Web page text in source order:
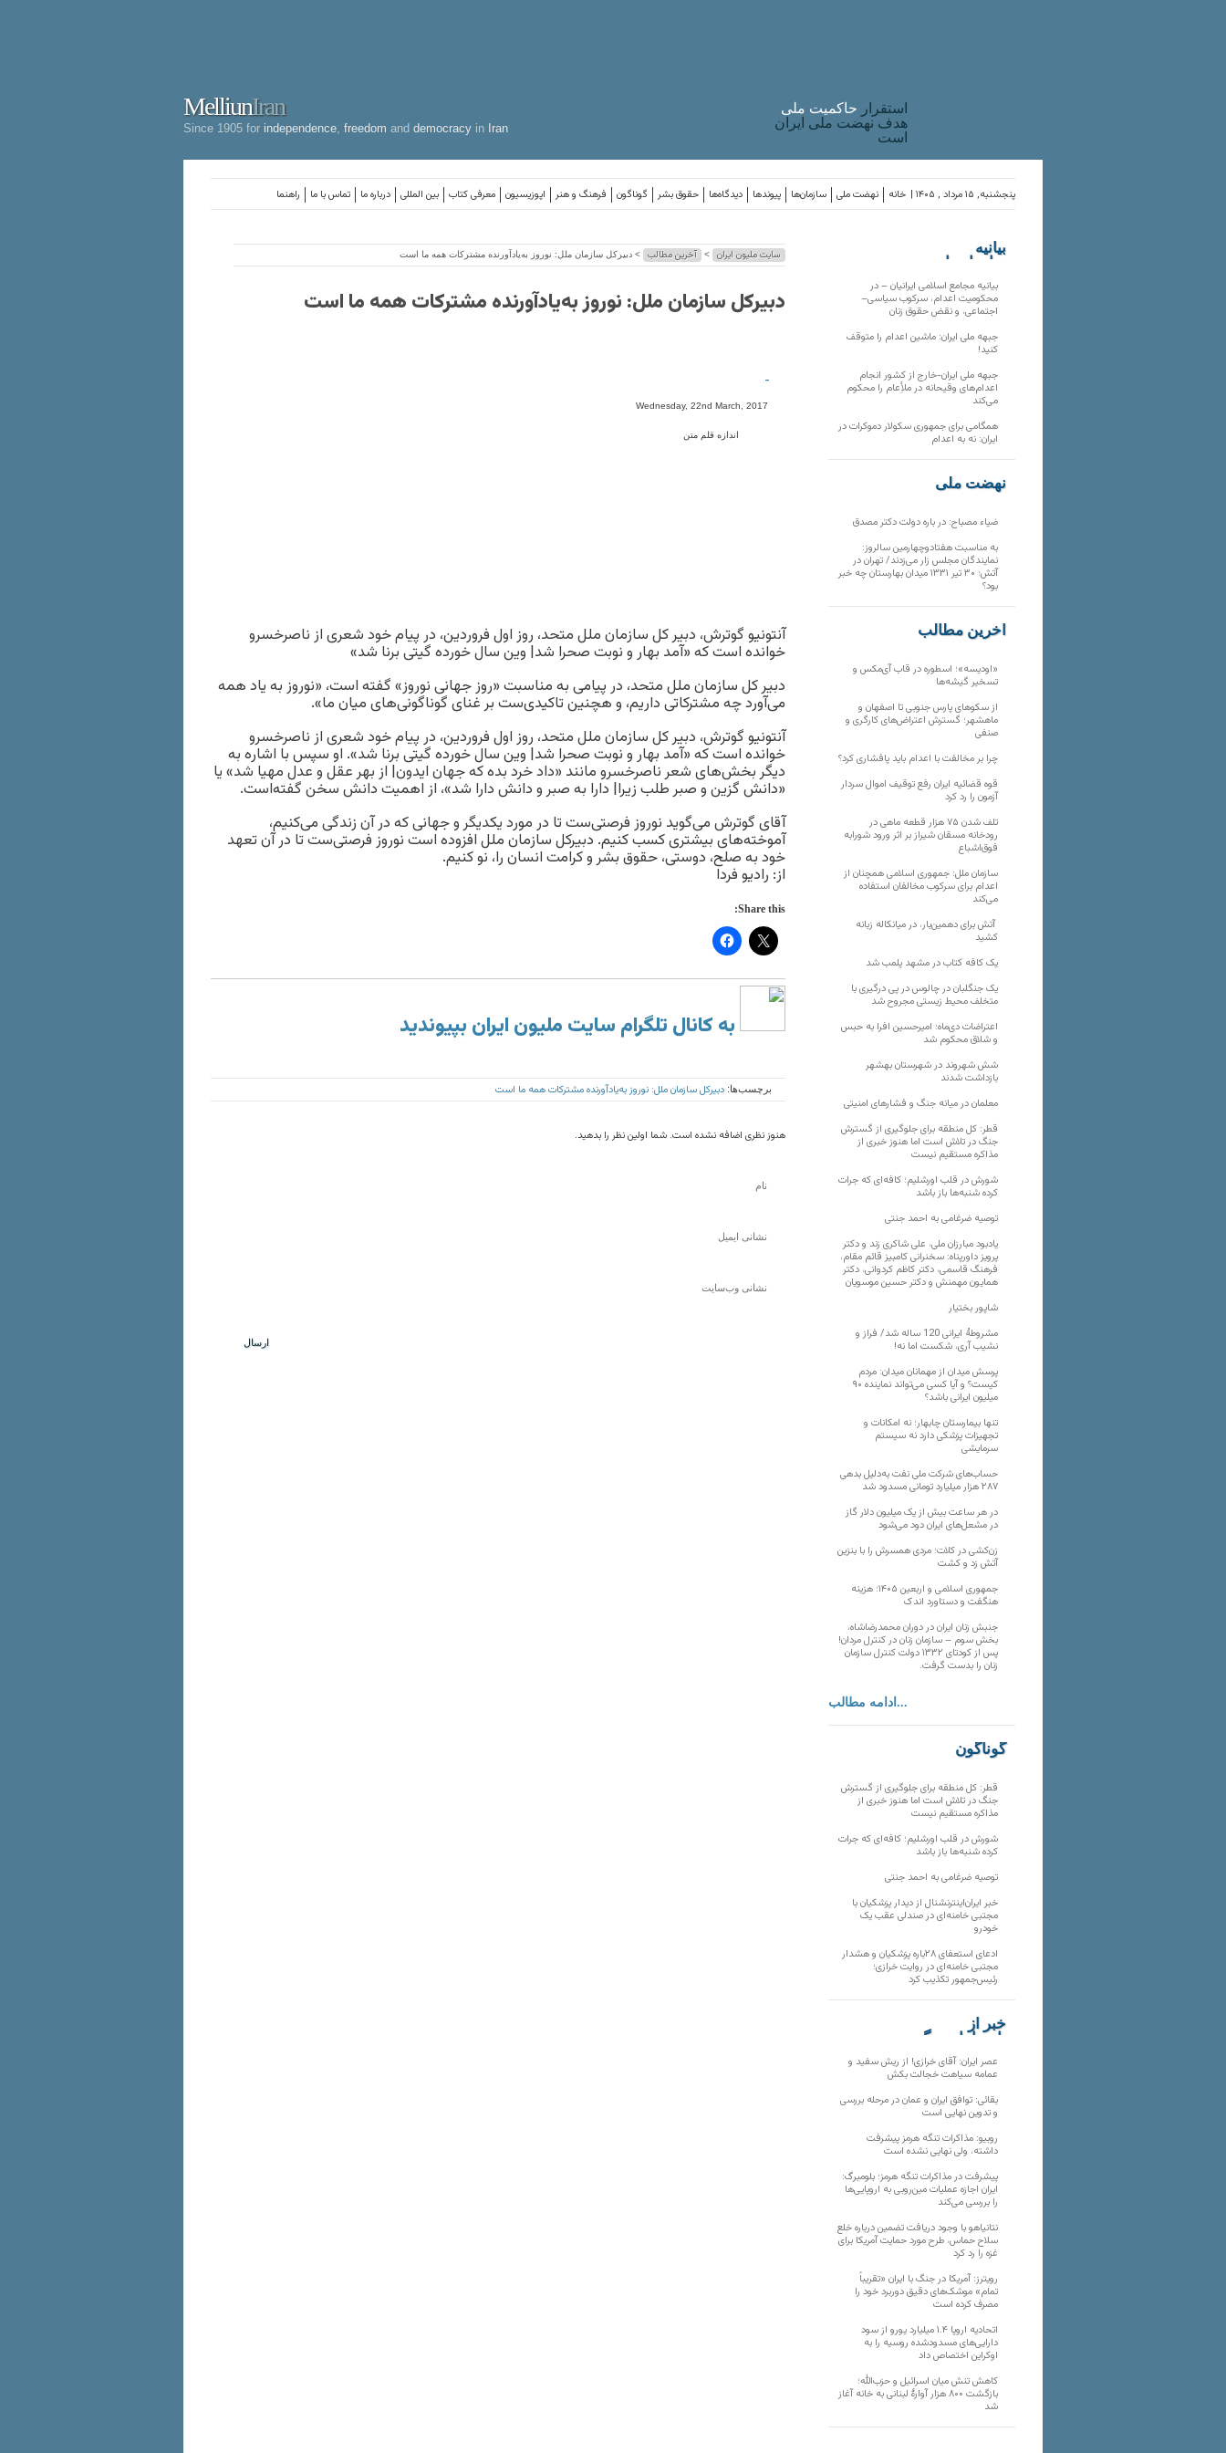
MelliunIran
Since 1905 for independence freedom and democracy in Iran
استقرار حاکميت ملی
هدف نهضت ملی ایران
است
راهنما تماس با ما درباره ما بین المللی معرفی کتاب اپوزیسیون فرهنگ و هنر گوناگون حقوق بشر دیدگاه‌ها پیوندها سازمان‌ها نهضت ملی خانه پنجشنبه, ۱۵ مرداد , ۱۴۰۵ |
سایت ملیون ایران > آخرین مطالب > دبیرکل سازمان ملل: نوروز به‌یادآورنده مشترکات همه ما است
دبیرکل سازمان ملل: نوروز به‌یادآورنده مشترکات همه ما است
-
Wednesday, 22nd March, 2017
اندازه قلم متن
آنتونیو گوترش، دبیر کل سازمان ملل متحد، روز اول فروردین، در پیام خود شعری از ناصرخسرو
خوانده است که «آمد بهار و نوبت صحرا شد| وین سال خورده گیتی برنا شد»
دبیر کل سازمان ملل متحد، در پیامی به مناسبت «روز جهانی نوروز» گفته است، «نوروز به یاد همه
می‌آورد چه مشترکاتی داریم، و هچنین تاکیدی‌ست بر غنای گوناگونی‌های میان ما».
آنتونیو گوترش، دبیر کل سازمان ملل متحد، روز اول فروردین، در پیام خود شعری از ناصرخسرو
خوانده است که «آمد بهار و نوبت صحرا شد| وین سال خورده گیتی برنا شد». او سپس با اشاره به
دیگر بخش‌های شعر ناصرخسرو مانند «داد خرد بده که جهان ایدون| از بهر عقل و عدل مهیا شد» یا
«دانش گزین و صبر طلب زیرا| دارا به صبر و دانش دارا شد»، از اهمیت دانش سخن گفته‌است.
آقای گوترش می‌گوید نوروز فرصتی‌ست تا در مورد یکدیگر و جهانی که در آن زندگی می‌کنیم،
آموخته‌های بیشتری کسب کنیم. دبیرکل سازمان ملل افزوده است نوروز فرصتی‌ست تا در آن تعهد
خود به صلح، دوستی، حقوق بشر و کرامت انسان را، نو کنیم.
از: رادیو فردا
Share this:
به کانال تلگرام سایت ملیون ایران بپیوندید
برچسب‌ها: دبیرکل سازمان ملل: نوروز به‌یادآورنده مشترکات همه ما است
هنوز نظری اضافه نشده است. شما اولین نظر را بدهید.
بیانیه
سازمان‌های
بیانیه مجامع اسلامی ایرانیان – در
محکومیت اعدام، سرکوب سیاسی–
اجتماعی، و نقض حقوق زنان
جبهه ملی ایران: ماشین اعدام را متوقف
کنید!
جبهه ملی ایران-خارج از کشور انجام
اعدام‌های وقیحانه در ملأِعام را محکوم
می‌کند
همگامی برای جمهوری سکولار دموکرات در
ایران: نه به اعدام
نهضت ملی
ضیاء مصباح: در باره دولت دکتر مصدق
به مناسبت هفتادوچهارمین سالروز:
نمایندگان مجلس زار می‌زدند/ تهران در
آتش؛ ۳۰ تیر ۱۳۳۱ میدان بهارستان چه خبر
بود؟
آخرین مطالب
«اودیسه»؛ اسطوره در قاب آی‌مکس و
تسخیر گیشه‌ها
از سکوهای پارس جنوبی تا اصفهان و
ماهشهر؛ گسترش اعتراض‌های کارگری و
صنفی
چرا بر مخالفت با اعدام باید پافشاری کرد؟
قوه قضائیه ایران رفع توقیف اموال سردار
آزمون را رد کرد
تلف شدن ۷۵ هزار قطعه ماهی در
رودخانه مسقان شیراز بر اثر ورود شورابه
فوق‌اشباع
سازمان ملل: جمهوری اسلامی همچنان از
اعدام برای سرکوب مخالفان استفاده
می‌کند
آتش برای دهمین‌بار، در میانکاله زبانه
کشید
یک کافه کتاب در مشهد پلمب شد
یک جنگلبان در چالوس در پی درگیری با
متخلف محیط زیستی مجروح شد
اعتراضات دی‌ماه؛ امیرحسین افرا به حبس
و شلاق محکوم شد
شش شهروند در شهرستان بهشهر
بازداشت شدند
معلمان در میانه جنگ و فشارهای امنیتی
قطر: کل منطقه برای جلوگیری از گسترش
جنگ در تلاش است اما هنوز خبری از
مذاکره مستقیم نیست
شورش در قلب اورشلیم؛ کافه‌ای که جرات
کرده شنبه‌ها باز باشد
توصیه ضرغامی به احمد جنتی
یادبود مبارزان ملی، علی شاکری زند و دکتر
پرویز داورپناه: سخنرانی کامبیز قائم مقام،
فرهنگ قاسمی، دکتر کاظم کردوانی، دکتر
همایون مهمنش و دکتر حسین موسویان
شاپور بختیار
مشروطۀ ایرانی 120 ساله شد/ فراز و
نشیب آری، شکست اما نه!
پرسش میدان از مهمانان میدان: مردم
کیست؟ و آیا کسی می‌تواند نماینده ۹۰
میلیون ایرانی باشد؟
تنها بیمارستان چابهار؛ نه امکانات و
تجهیزات پزشکی دارد نه سیستم
سرمایشی
حساب‌های شرکت ملی نفت به‌دلیل بدهی
۲۸۷ هزار میلیارد تومانی مسدود شد
در هر ساعت بیش از یک میلیون دلار گاز
در مشعل‌های ایران دود می‌شود
زن‌کشی در کلات؛ مردی همسرش را با بنزین
آتش زد و کشت
جمهوری اسلامی و اربعین ۱۴۰۵؛ هزینه
هنگفت و دستاورد اندک
جنبش زنان ایران در دوران محمدرضاشاه،
بخش سوم – سازمان زنان در کنترل مردان!
پس از کودتای ۱۳۳۲ دولت کنترل سازمان
زنان را بدست گرفت.
ادامه مطالب...
گوناگون
قطر: کل منطقه برای جلوگیری از گسترش
جنگ در تلاش است اما هنوز خبری از
مذاکره مستقیم نیست
شورش در قلب اورشلیم؛ کافه‌ای که جرات
کرده شنبه‌ها باز باشد
توصیه ضرغامی به احمد جنتی
خبر ایران‌اینترنشنال از دیدار پزشکیان با
مجتبی خامنه‌ای در صندلی عقب یک
خودرو
ادعای استعفای ۲۸باره پزشکیان و هشدار
مجتبی خامنه‌ای در روایت خرازی؛
رئیس‌جمهور تکذیب کرد
خبر از
تارنماهای دیگر
عصر ایران: آقای خرازی! از ریش سفید و
عمامه سیاهت خجالت بکش
بقائی: توافق ایران و عمان در مرحله بررسی
و تدوین نهایی است
روبیو: مذاکرات تنگه هرمز پیشرفت
داشته، ولی نهایی نشده است
پیشرفت در مذاکرات تنگه هرمز؛ بلومبرگ:
ایران اجازه عملیات مین‌روبی به اروپایی‌ها
را بررسی می‌کند
نتانیاهو با وجود دریافت تضمین درباره خلع
سلاح حماس، طرح مورد حمایت آمریکا برای
غزه را رد کرد
رویترز: آمریکا در جنگ با ایران «تقریباً
تمام» موشک‌های دقیق دوربرد خود را
مصرف کرده است
اتحادیه اروپا ۱.۴ میلیارد یورو از سود
دارایی‌های مسدودشده روسیه را به
اوکراین ‏اختصاص داد
کاهش تنش میان اسرائیل و حزب‌الله؛
بازگشت ۸۰۰ هزار آوارۀ لبنانی به خانه‌ آغاز
شد